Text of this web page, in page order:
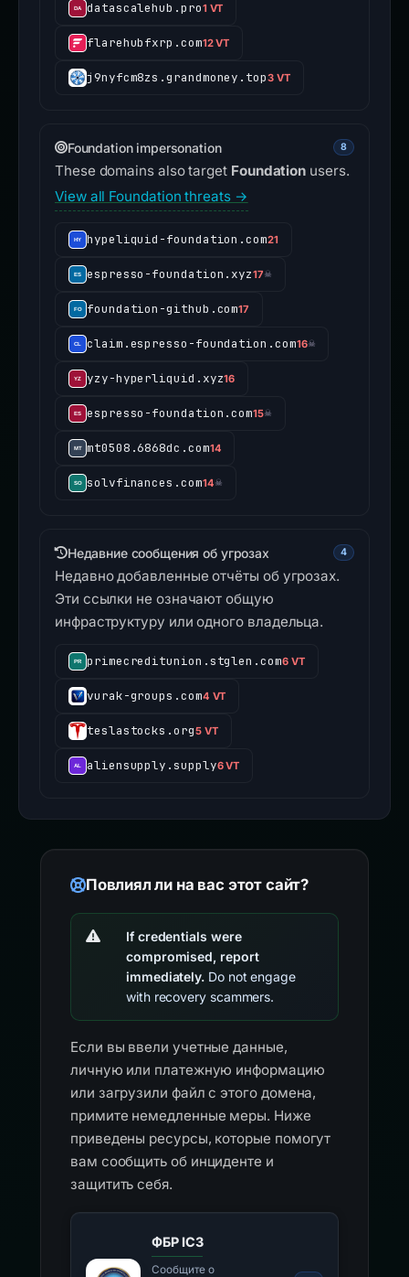
datascalehub.pro1 VT
flarehubfxrp.com12 VT
j9nyfcm8zs.grandmoney.top3 VT
Foundation impersonation 8
These domains also target Foundation users.
View all Foundation threats →
hypeliquid-foundation.com21
espresso-foundation.xyz17☠
foundation-github.com17
claim.espresso-foundation.com16☠
yzy-hyperliquid.xyz16
espresso-foundation.com15☠
mt0508.6868dc.com14
solvfinances.com14☠
Недавние сообщения об угрозах 4
Недавно добавленные отчёты об угрозах.
Эти ссылки не означают общую
инфраструктуру или одного владельца.
primecreditunion.stglen.com6 VT
vurak-groups.com4 VT
teslastocks.org5 VT
aliensupply.supply6 VT
Повлиял ли на вас этот сайт?
If credentials were
compromised, report
immediately. Do not engage
with recovery scammers.
Если вы ввели учетные данные,
личную или платежную информацию
или загрузили файл с этого домена,
примите немедленные меры. Ниже
приведены ресурсы, которые помогут
вам сообщить об инциденте и
защитить себя.
ФБР IC3
Сообщите о